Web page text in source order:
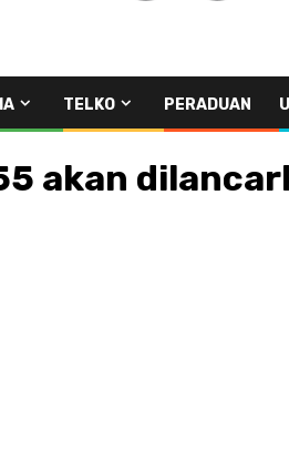
TELKO PERADUAN
akan